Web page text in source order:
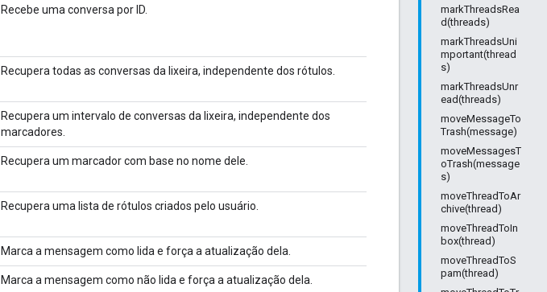
markThreadsRea
d(threads)
markThreadsUni
mportant(thread
s)
markThreadsUnr
ead(threads)
moveMessageTo
Trash(message)
moveMessagesT
oTrash(message
s)
moveThreadToAr
chive(thread)
moveThreadToIn
box(thread)
moveThreadToS
pam(thread)
Recebe uma conversa por ID.
Recupera todas as conversas da lixeira, independente dos rótulos.
Recupera um intervalo de conversas da lixeira, independente dos
marcadores.
Recupera um marcador com base no nome dele.
Recupera uma lista de rótulos criados pelo usuário.
Marca a mensagem como lida e força a atualização dela.
Marca a mensagem como não lida e força a atualização dela.